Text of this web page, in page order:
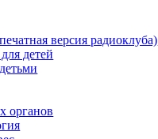
версия радиоклуба)
детей
органов